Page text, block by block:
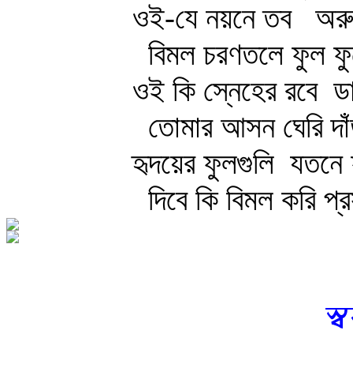
ওই-যে নয়নে তব
বিমল চরণতলে ফুল
ওই কি স্নেহের রবে
তোমার আসন ঘেরি
হৃদয়ের ফুলগুলি যতনে
দিবে কি বিমল করি